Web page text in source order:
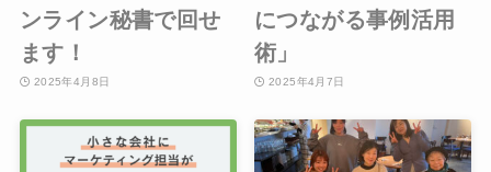
ンライン秘書で回せ
ます！
2025年4月8日
につながる事例活用
術」
2025年4月7日